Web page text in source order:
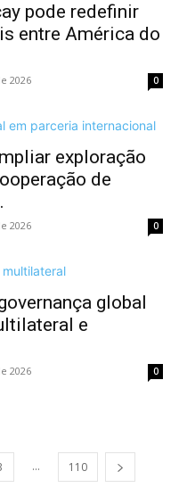
pode redefinir
entre América do
2026 0
exploração
de
2026 0
global
e
2026 0
... 110